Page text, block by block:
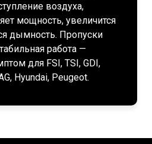
воздуха,
мощность, увеличится
дымность. Пропуски
работа —
для FSI, TSI, GDI,
Hyundai, Peugeot.